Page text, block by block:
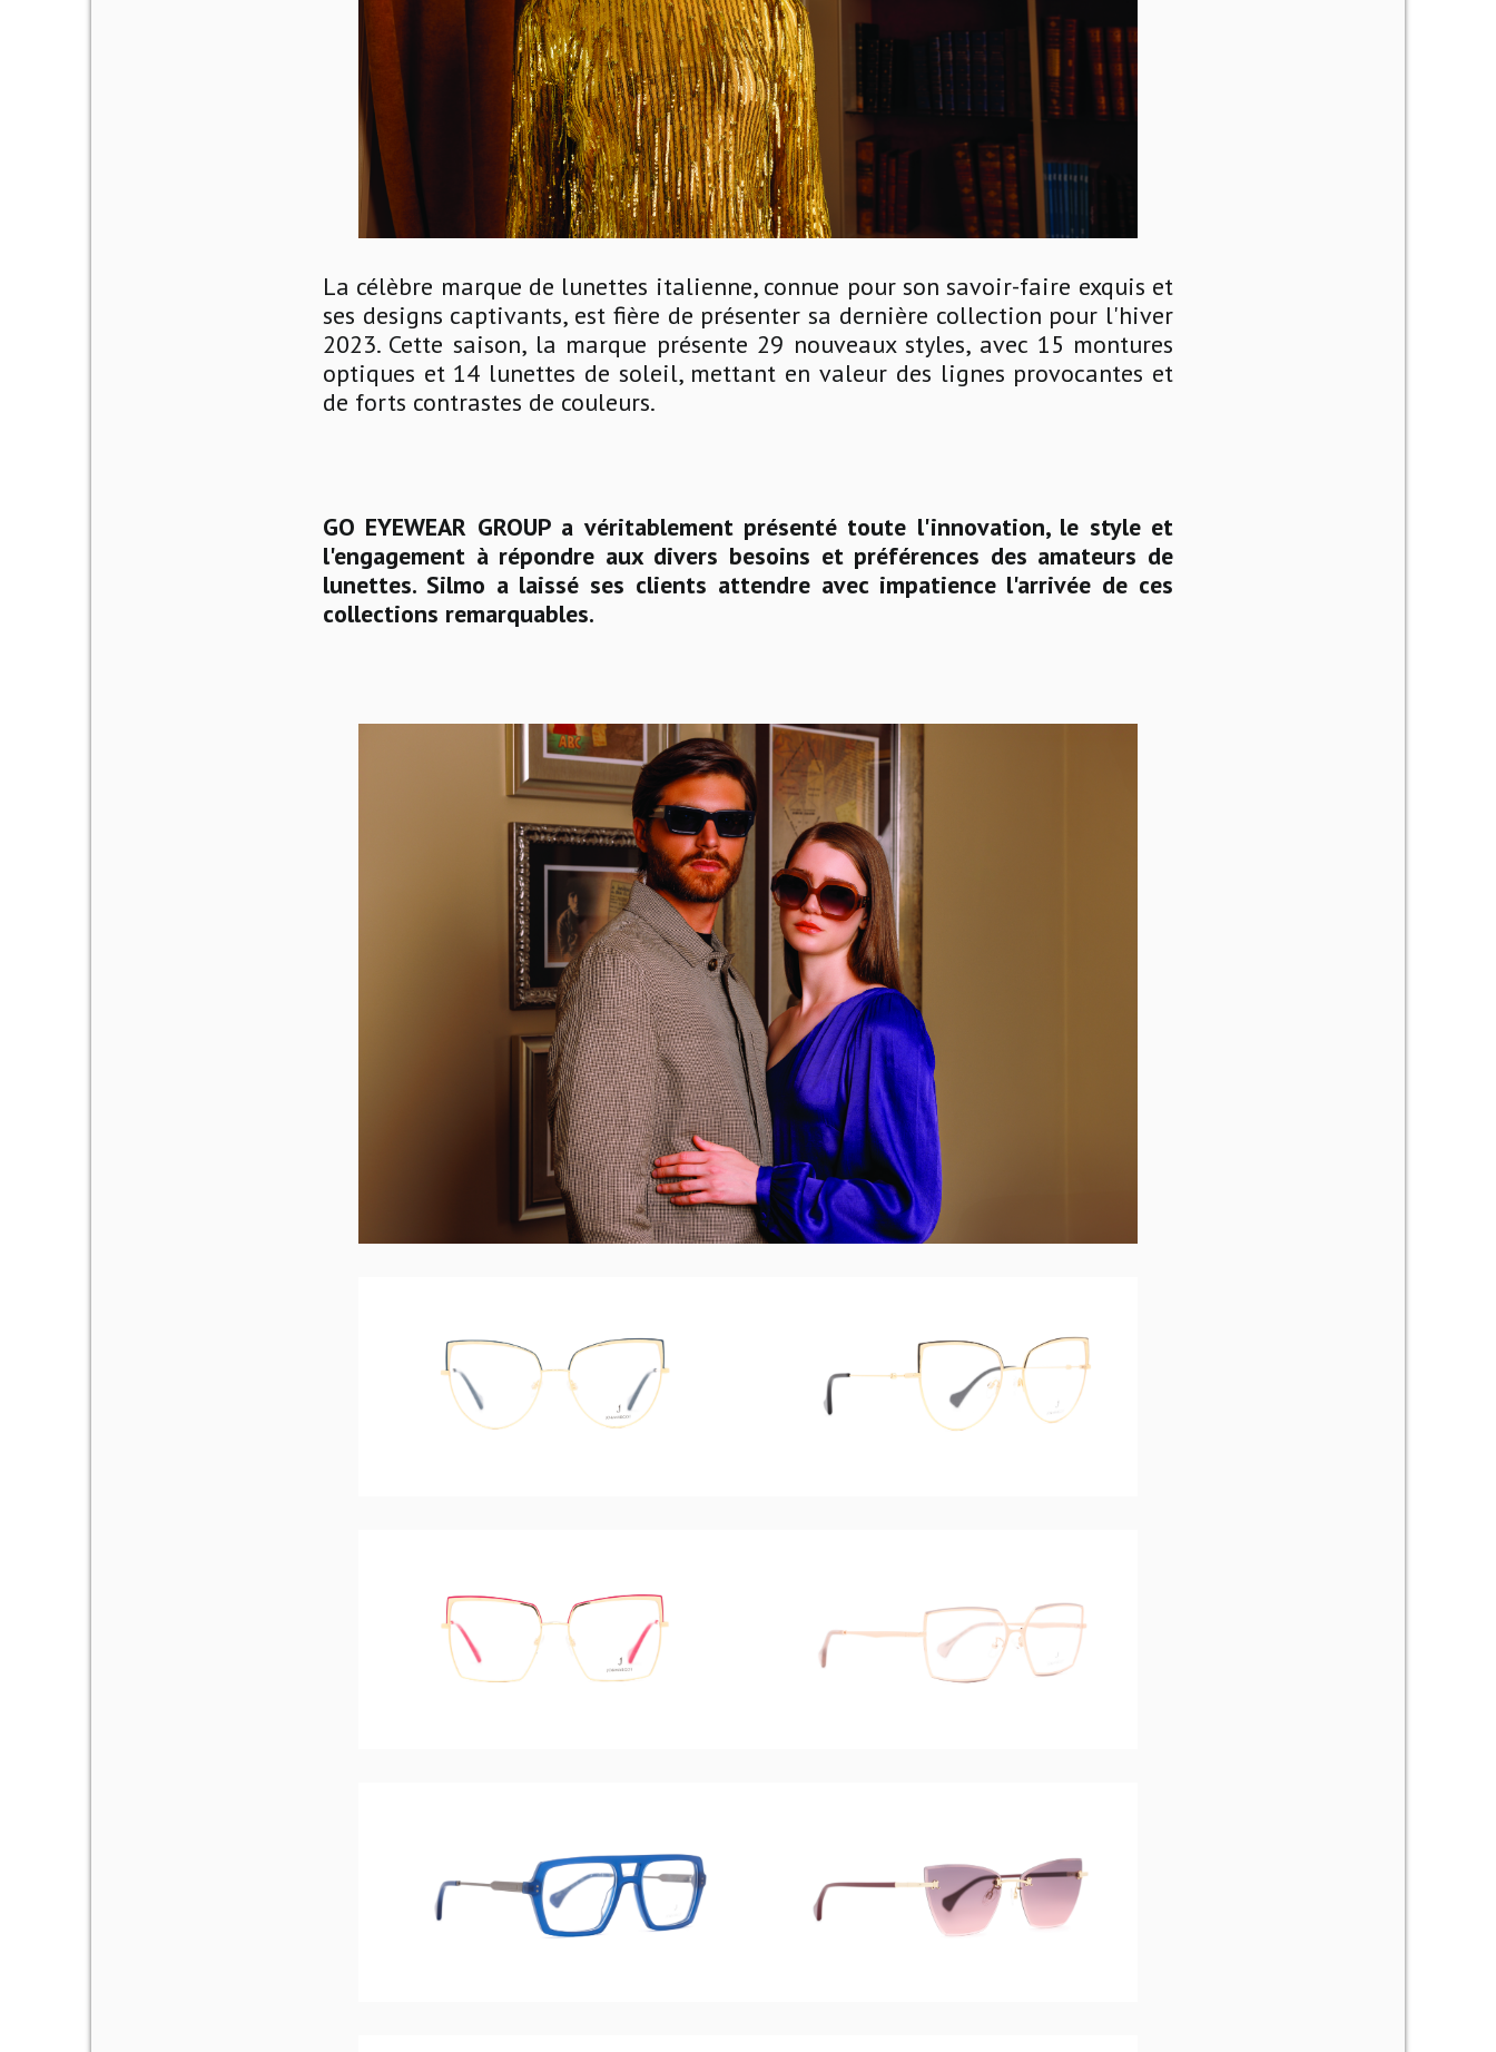
La célèbre marque de lunettes italienne, connue pour son savoir-faire exquis et
ses designs captivants, est fière de présenter sa dernière collection pour l'hiver
2023. Cette saison, la marque présente 29 nouveaux styles, avec 15 montures
optiques et 14 lunettes de soleil, mettant en valeur des lignes provocantes et
de forts contrastes de couleurs.
GO EYEWEAR GROUP a véritablement présenté toute l'innovation, le style et
l'engagement à répondre aux divers besoins et préférences des amateurs de
lunettes. Silmo a laissé ses clients attendre avec impatience l'arrivée de ces
collections remarquables.